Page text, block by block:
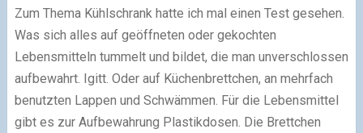
Zum Thema Kühlschrank hatte ich mal einen Test gesehen.
Was sich alles auf geöffneten oder gekochten
Lebensmitteln tummelt und bildet, die man unverschlossen
aufbewahrt. Igitt. Oder auf Küchenbrettchen, an mehrfach
benutzten Lappen und Schwämmen. Für die Lebensmittel
gibt es zur Aufbewahrung Plastikdosen. Die Brettchen